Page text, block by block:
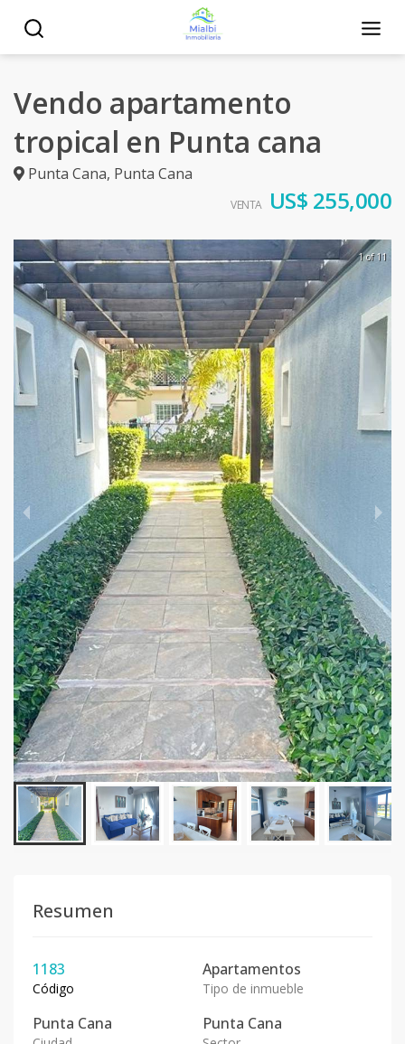
Vendo apartamento
tropical en Punta cana
Punta Cana, Punta Cana
VENTA US$ 255,000
1 of 11
Resumen
1183
Código
Apartamentos
Tipo de inmueble
Punta Cana Punta Cana